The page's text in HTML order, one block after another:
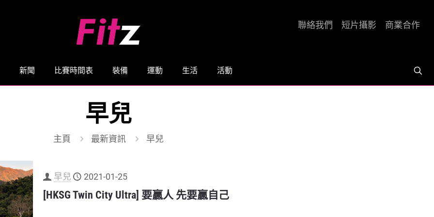
新聞 比賽時間表 裝備 運動 生活 活動
聯絡我們 短片攝影 商業合作
早兒
主頁 最新資訊 早兒
早兒 2021-01-25
[HKSG Twin City Ultra] 要贏人 先要贏自己